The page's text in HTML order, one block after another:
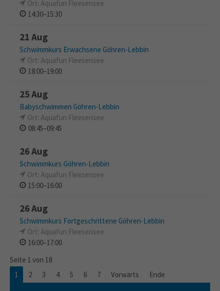
Ort: Aquafun Fleesensee
14:30–15:30
21 Aug
Schwimmkurs Erwachsene Göhren-Lebbin
Ort: Aquafun Fleesensee
18:00–19:00
25 Aug
Babyschwimmen Göhren-Lebbin
Ort: Aquafun Fleesensee
08:45–09:45
26 Aug
Schwimmkurs Göhren-Lebbin
Ort: Aquafun Fleesensee
15:00–16:00
26 Aug
Schwimmkurs Fortgeschrittene Göhren-Lebbin
Ort: Aquafun Fleesensee
16:00–17:00
Seite 1 von 18
1
2 3 4 5 6 7 Vorwärts Ende